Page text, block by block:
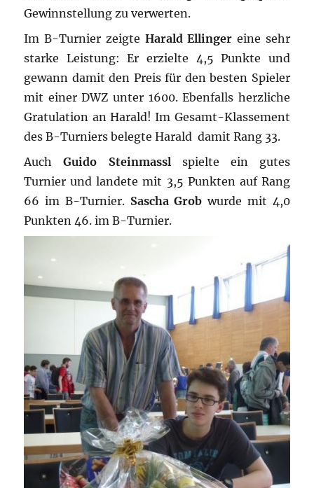
Gewinnstellung zu verwerten.
Im B-Turnier zeigte Harald Ellinger eine sehr
starke Leistung: Er erzielte 4,5 Punkte und
gewann damit den Preis für den besten Spieler
mit einer DWZ unter 1600. Ebenfalls herzliche
Gratulation an Harald! Im Gesamt-Klassement
des B-Turniers belegte Harald damit Rang 33.
AuchGuido Steinmassl spielte ein gutes
Turnier und landete mit 3,5 Punkten auf Rang
66 im B-Turnier. Sascha Grob wurde mit 4,0
Punkten 46. im B-Turnier.